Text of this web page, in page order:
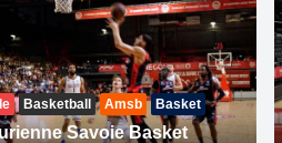
Basketball Amsb Basket
Savoie Basket